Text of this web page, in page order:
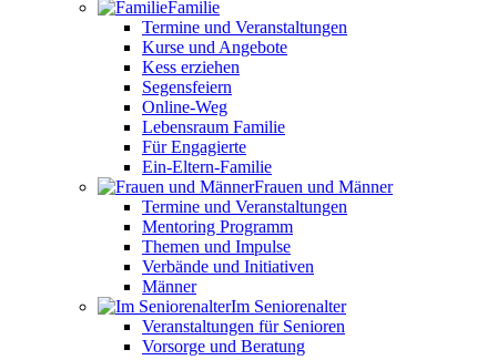
Familie
Termine und Veranstaltungen
Kurse und Angebote
Kess erziehen
Segensfeiern
Online-Weg
Lebensraum Familie
Für Engagierte
Ein-Eltern-Familie
Frauen und Männer
Termine und Veranstaltungen
Mentoring Programm
Themen und Impulse
Verbände und Initiativen
Männer
Im Seniorenalter
Veranstaltungen für Senioren
Vorsorge und Beratung